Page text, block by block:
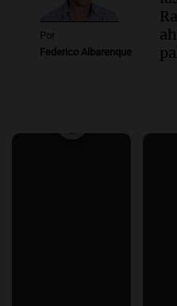
Por
Federico Albarenque